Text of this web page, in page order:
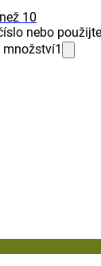
10
nebo
množství1